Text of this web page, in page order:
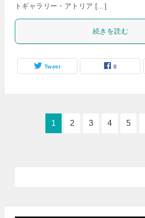
トギャラリー・アトリア […]
続きを読む
Tweet 0
1 2 3 4 5